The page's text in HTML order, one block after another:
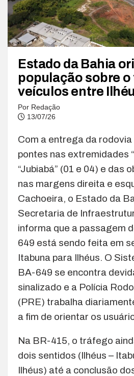
Estado da Bahia
população sobre
veículos entre
Por Redação
13/07/26
Com a entrega da rodovia
pontes nas extremidades
“Jubiabá” (01 e 04) e das
nas margens direita e
Cachoeira, o Estado da
Secretaria de
informa que a passagem
649 está sendo feita em
Itabuna para Ilhéus. O
BA-649 se encontra
sinalizado e a Polícia
(PRE) trabalha
a fim de orientar os
Na BR-415, o tráfego
dois sentidos (Ilhéus –
Ilhéus) até a conclusão